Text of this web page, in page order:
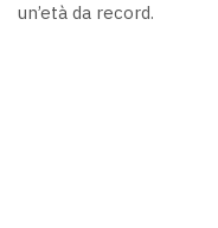
un’età da record.